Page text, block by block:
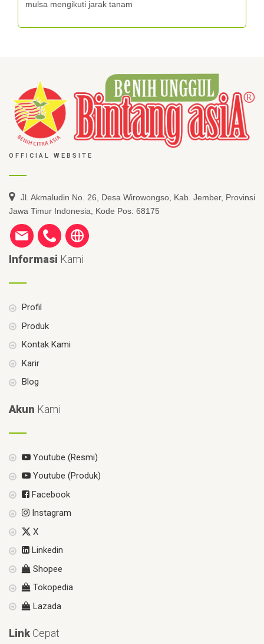
mulsa mengikuti jarak tanam
OFFICIAL WEBSITE
Jl. Akmaludin No. 26, Desa Wirowongso, Kab. Jember, Provinsi
Jawa Timur Indonesia, Kode Pos: 68175
Informasi Kami
Profil
Produk
Kontak Kami
Karir
Blog
Akun Kami
Youtube (Resmi)
Youtube (Produk)
Facebook
Instagram
X
Linkedin
Shopee
Tokopedia
Lazada
Link Cepat